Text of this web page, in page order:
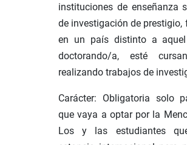
instituciones de enseñanza
de investigación de prestigio,
en un país distinto a aquel
doctorando/a, esté
realizando trabajos de
Carácter: Obligatoria solo
que vaya a optar por la
Los y las estudiantes